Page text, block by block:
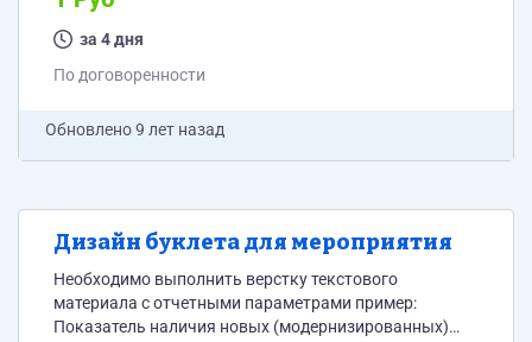
Макет должен показать объедение географических
регионов нашей страны и объедение национальных
межнациональное общение Программа верстки:
за 4 дня
По договоренности
Обновлено9 лет назад
Дизайн буклета для мероприятия
Необходимо выполнить верстку текстового
материала с отчетными параметрами пример:
Показатель наличия новых (модернизированных)